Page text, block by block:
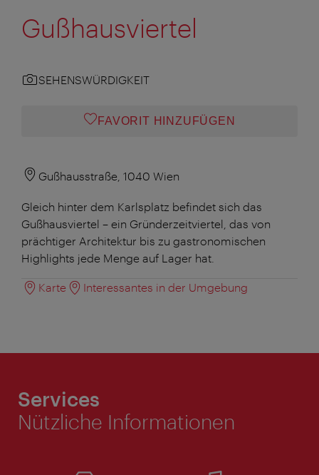
Gußhausviertel
SEHENSWÜRDIGKEIT
FAVORIT HINZUFÜGEN
Gußhausstraße, 1040 Wien
Gleich hinter dem Karlsplatz befindet sich das
Gußhausviertel – ein Gründerzeitviertel, das von
prächtiger Architektur bis zu gastronomischen
Highlights jede Menge auf Lager hat.
Karte Interessantes in der Umgebung
Services
Nützliche Informationen